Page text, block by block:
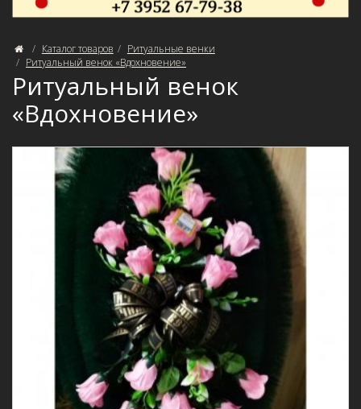
Каталог товаров
Ритуальные венки
Ритуальный венок «Вдохновение»
Ритуальный венок
«Вдохновение»